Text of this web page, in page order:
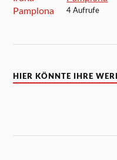
4 Aufrufe
HIER KÖNNTE IHRE